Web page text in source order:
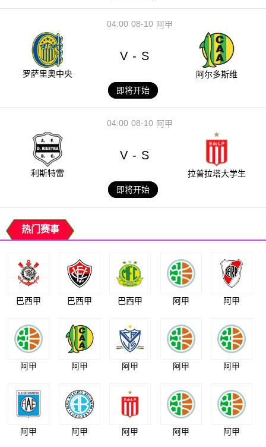
08-10
04:00 阿甲
罗萨里奥中央
V - S
阿尔多斯维
即将开始
08-10
04:00 阿甲
利斯特雷
V - S
拉普拉塔大学生
即将开始
热门赛事
巴西甲 巴西甲 巴西甲 阿甲 阿甲
阿甲 阿甲 阿甲 阿甲 阿甲
阿甲 阿甲 阿甲 阿甲 阿甲